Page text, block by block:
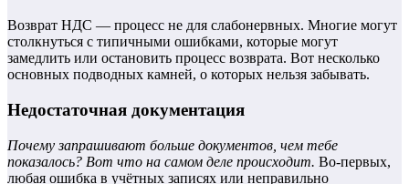
Возврат НДС — процесс не для слабонервных. Многие могут
столкнуться с типичными ошибками, которые могут
замедлить или остановить процесс возврата. Вот несколько
основных подводных камней, о которых нельзя забывать.
Недостаточная документация
Почему запрашивают больше документов, чем тебе
показалось? Вот что на самом деле происходит. Во-первых,
любая ошибка в учётных записях или неправильно